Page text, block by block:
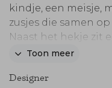
kindje, een meisje,
zusjes die samen
Naast het hekje zit
ontwerp straalt
kaartje eenvoudig
Toon meer
Designer